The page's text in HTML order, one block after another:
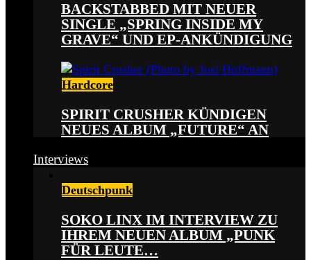
BACKSTABBED MIT NEUER
SINGLE „SPRING INSIDE MY
GRAVE“ UND EP-ANKÜNDIGUNG
Hardcore
SPIRIT CRUSHER KÜNDIGEN
NEUES ALBUM „FUTURE“ AN
Interviews
Deutschpunk
SOKO LINX IM INTERVIEW ZU
IHREM NEUEN ALBUM „PUNK
FÜR LEUTE…